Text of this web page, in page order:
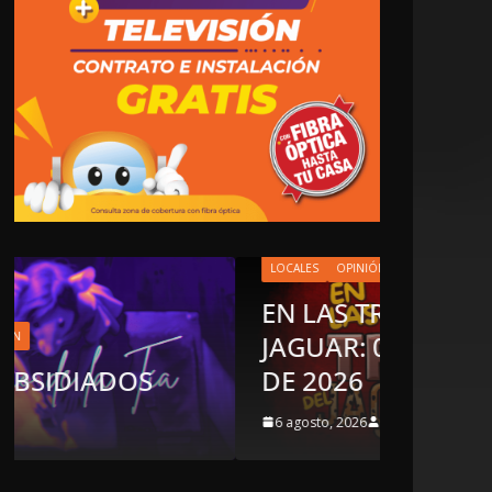
LOCALES OPINIÓN
EN LAS TRIPAS DEL
JAGUAR: 06 DE AGOSTO
DE 2026